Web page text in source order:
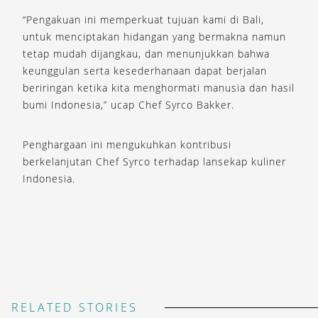
“Pengakuan ini memperkuat tujuan kami di Bali,
untuk menciptakan hidangan yang bermakna namun
tetap mudah dijangkau, dan menunjukkan bahwa
keunggulan serta kesederhanaan dapat berjalan
beriringan ketika kita menghormati manusia dan hasil
bumi Indonesia,” ucap Chef Syrco Bakker.
Penghargaan ini mengukuhkan kontribusi
berkelanjutan Chef Syrco terhadap lansekap kuliner
Indonesia.
RELATED STORIES